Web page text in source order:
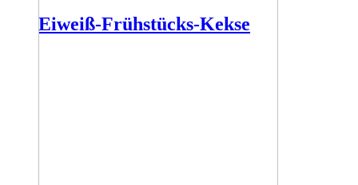
Eiweiß-Frühstücks-Kekse